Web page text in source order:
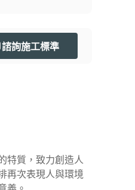
諮詢施工標準
特質，致力創造人
再次表現人與環境